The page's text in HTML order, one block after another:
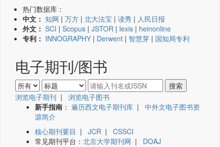
热门数据库：
中文： 知网 | 万方 | 北大法宝 | 读秀 | 人民日报
外文： SCI | Scopus | JSTOR | lexis | heinonline
专利： INNOGRAPHY | Derwent | 智慧芽 | 国知局专利
电子期刊/图书
浏览电子期刊 | 浏览电子图书
新手指南 ： 遍历西文电子期刊库 | 中外文电子图书资
源简介
核心期刊要目 | JCR | CSSCI
常见期刊平台： 北京大学期刊网 | DOAJ